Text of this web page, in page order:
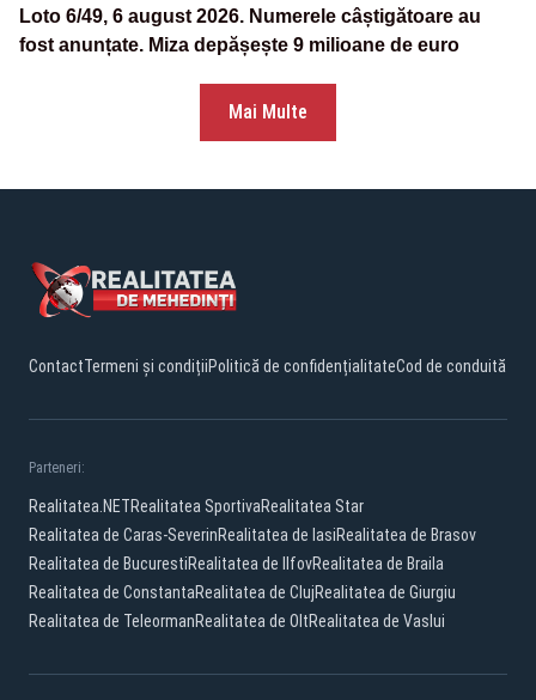
Loto 6/49, 6 august 2026. Numerele câștigătoare au
fost anunțate. Miza depășește 9 milioane de euro
Mai Multe
ContactTermeni și condițiiPolitică de confidențialitateCod de conduită
Parteneri:
Realitatea.NETRealitatea SportivaRealitatea Star
Realitatea de Caras-SeverinRealitatea de IasiRealitatea de Brasov
Realitatea de BucurestiRealitatea de IlfovRealitatea de Braila
Realitatea de ConstantaRealitatea de ClujRealitatea de Giurgiu
Realitatea de TeleormanRealitatea de OltRealitatea de Vaslui